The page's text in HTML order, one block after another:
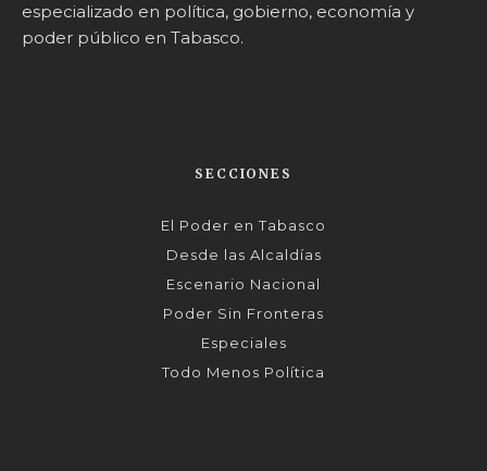
especializado en política, gobierno, economía y
poder público en Tabasco.
SECCIONES
El Poder en Tabasco
Desde las Alcaldías
Escenario Nacional
Poder Sin Fronteras
Especiales
Todo Menos Política